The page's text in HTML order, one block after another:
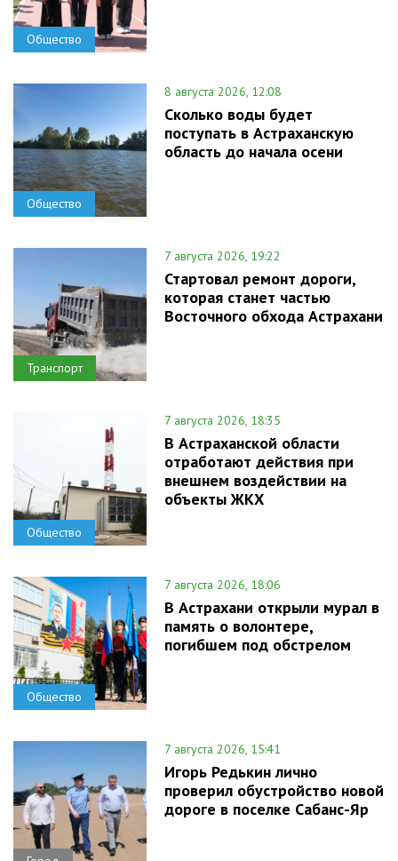
Общество
Общество
8 августа 2026, 12:08
Сколько воды будет
поступать в Астраханскую
область до начала осени
Транспорт
7 августа 2026, 19:22
Стартовал ремонт дороги,
которая станет частью
Восточного обхода Астрахани
Общество
7 августа 2026, 18:35
В Астраханской области
отработают действия при
внешнем воздействии на
объекты ЖКХ
Общество
7 августа 2026, 18:06
В Астрахани открыли мурал в
память о волонтере,
погибшем под обстрелом
7 августа 2026, 15:41
Игорь Редькин лично
проверил обустройство новой
дороге в поселке Сабанс-Яр